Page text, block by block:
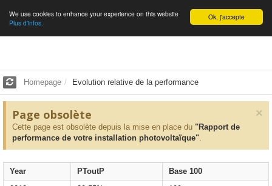
English Ok, j'accepte
We use cookies to enhance your experience on this website
Plus d'infos.
Homepage Evolution relative de la performance
×
Page obsolète
Cette page est obsolète depuis la mise en place du "Rapport de
performance de votre installation photovoltaïque".
Year PToutP
Base 100